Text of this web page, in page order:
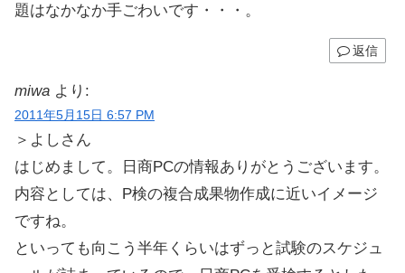
題はなかなか手ごわいです・・・。
返信
miwa より:
2011年5月15日 6:57 PM
＞よしさん
はじめまして。日商PCの情報ありがとうございます。
内容としては、P検の複合成果物作成に近いイメージ
ですね。
といっても向こう半年くらいはずっと試験のスケジュ